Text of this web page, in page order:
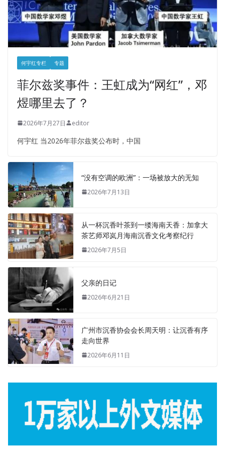
何宇红专栏 专题
菲尔兹奖事件：王虹成为“网红”，邓
煜哪里去了？
2026年7月27日 editor
何宇红 当2026年菲尔兹奖公布时，中国
“没有空调的欧洲”：一场被放大的无知
2026年7月13日
从一杯沉香叶茶到一缕海南天香：加拿大
茶艺师邓岚月海南沉香文化考察纪行
2026年7月5日
父亲的日记
2026年6月21日
广州市沉香协会会长周天明：让沉香有序
走向世界
2026年6月11日